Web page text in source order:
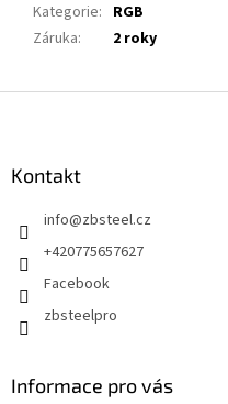
Kategorie: RGB
Záruka: 2 roky
Kontakt
info@zbsteel.cz
+420775657627
Facebook
zbsteelpro
Informace pro vás